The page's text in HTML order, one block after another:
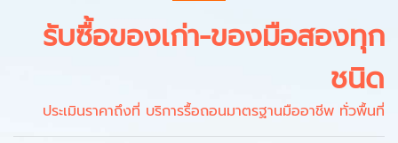
รับซื้อของเก่า-ของมือสองทุก
ชนิด
ประเมินราคาถึงที่ บริการรื้อถอนมาตรฐานมืออาชีพ ทั่วพื้นที่